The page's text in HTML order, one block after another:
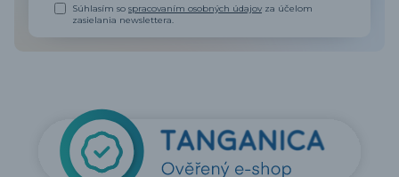
Súhlasím sospracovaním osobných údajov za účelom
zasielania newslettera.